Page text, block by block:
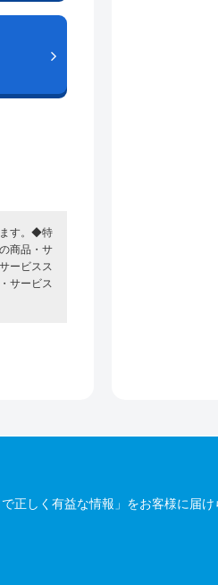
ます。◆特
商品・サ
ービスス
サービス
しく有益な情報」をお客様に届け